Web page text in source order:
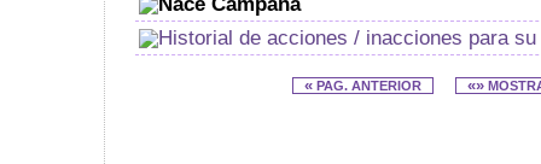
Historial de acciones / inacciones para
« PAG. ANTERIOR «»